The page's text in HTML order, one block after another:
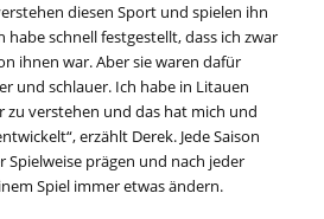
diesen Sport und spielen ihn
habe schnell festgestellt, dass ich zwar
ihnen war. Aber sie waren dafür
und schlauer. Ich habe in Litauen
zu verstehen und das hat mich und
erzählt Derek. Jede Saison
Spielweise prägen und nach jeder
Spiel immer etwas ändern.